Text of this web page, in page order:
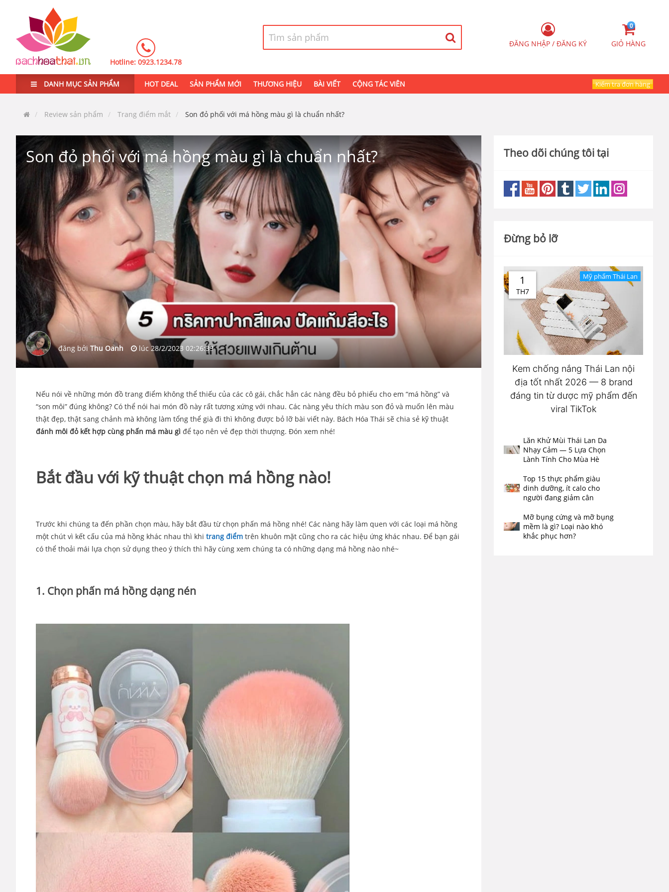
Hotline: 0923.1234.78
ĐĂNG NHẬP / ĐĂNG KÝ
0
GIỎ HÀNG
DANH MỤC SẢN PHẨM HOT DEAL SẢN PHẨM MỚI THƯƠNG HIỆU BÀI VIẾT CỘNG TÁC VIÊN Kiểm tra đơn hàng
Review sản phẩm Trang điểm mắt Son đỏ phối với má hồng màu gì là chuẩn nhất?
Son đỏ phối với má hồng màu gì là chuẩn nhất?
đăng bởi Thu Oanh lúc 28/2/2023 02:26:39
Nếu nói về những món đồ trang điểm không thể thiếu của các cô gái, chắc hẳn các nàng đều bỏ phiếu cho em “má hồng” và
“son môi” đúng không? Có thể nói hai món đồ này rất tương xứng với nhau. Các nàng yêu thích màu son đỏ và muốn lên màu
thật đẹp, thật sang chảnh mà không làm tổng thể già đi thì không được bỏ lỡ bài viết này. Bách Hóa Thái sẽ chia sẻ kỹ thuật
đánh môi đỏ kết hợp cùng phấn má màu gì để tạo nên vẻ đẹp thời thượng. Đón xem nhé!
Bắt đầu với kỹ thuật chọn má hồng nào!
Trước khi chúng ta đến phần chọn màu, hãy bắt đầu từ chọn phấn má hồng nhé! Các nàng hãy làm quen với các loại má hồng
một chút vì kết cấu của má hồng khác nhau thì khi trang điểm trên khuôn mặt cũng cho ra các hiệu ứng khác nhau. Để bạn gái
có thể thoải mái lựa chọn sử dụng theo ý thích thì hãy cùng xem chúng ta có những dạng má hồng nào nhé~
1. Chọn phấn má hồng dạng nén
Theo dõi chúng tôi tại
Đừng bỏ lỡ
1
TH7
Mỹ phẩm Thái Lan
Kem chống nắng Thái Lan nội
địa tốt nhất 2026 — 8 brand
đáng tin từ dược mỹ phẩm đến
viral TikTok
Lăn Khử Mùi Thái Lan Da
Nhạy Cảm — 5 Lựa Chọn
Lành Tính Cho Mùa Hè
Top 15 thực phẩm giàu
dinh dưỡng, ít calo cho
người đang giảm cân
Mỡ bụng cứng và mỡ bụng
mềm là gì? Loại nào khó
khắc phục hơn?